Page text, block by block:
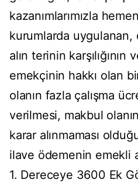
kazanımlarımızla
kurumlarda uygulanan,
alın terinin
emekçinin hakkı olan
olanın fazla çalışma
verilmesi, makbul olanın
karar alınmaması
ilave ödemenin emekli
1. Dereceye 3600 Ek